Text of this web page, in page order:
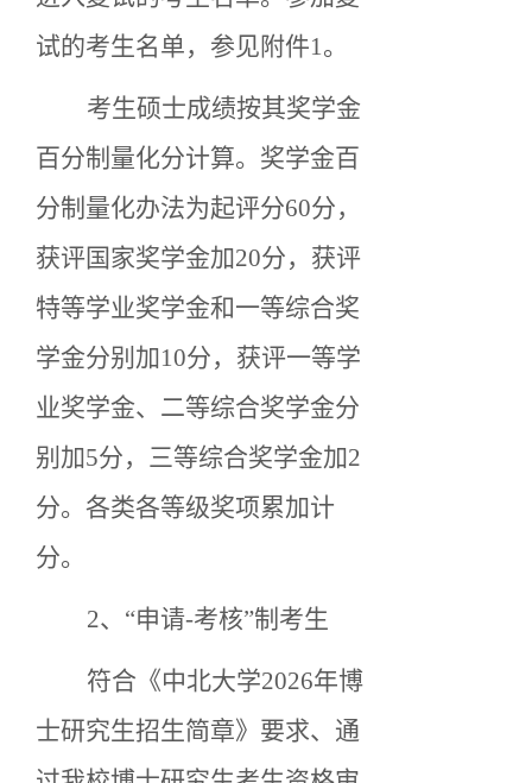
试的考生名单，参见附件1。
考生硕士成绩按其奖学金
百分制量化分计算。奖学金百
分制量化办法为起评分60分，
获评国家奖学金加20分，获评
特等学业奖学金和一等综合奖
学金分别加10分，获评一等学
业奖学金、二等综合奖学金分
别加5分，三等综合奖学金加2
分。各类各等级奖项累加计
分。
2、 “申请-考核”制考生
符合《中北大学2026年博
士研究生招生简章》要求、通